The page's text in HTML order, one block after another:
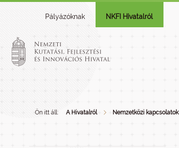
Pályázóknak NKFI Hivatalról
Ön itt áll: A Hivatalról Nemzetközi kapcsolatok